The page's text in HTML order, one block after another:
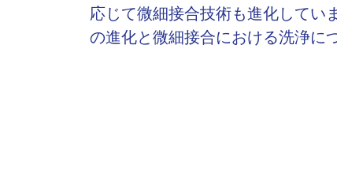
応じて微細接合技術も進化してい
の進化と微細接合における洗浄に